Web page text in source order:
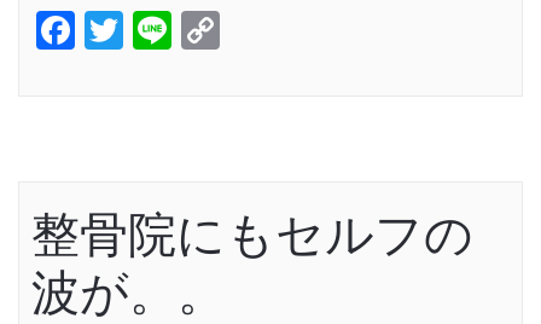
Facebook
Twitter
Line
整骨院にもセルフの
波が。。